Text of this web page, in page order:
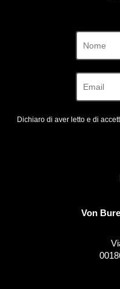
Dichiaro di aver letto e di
Von